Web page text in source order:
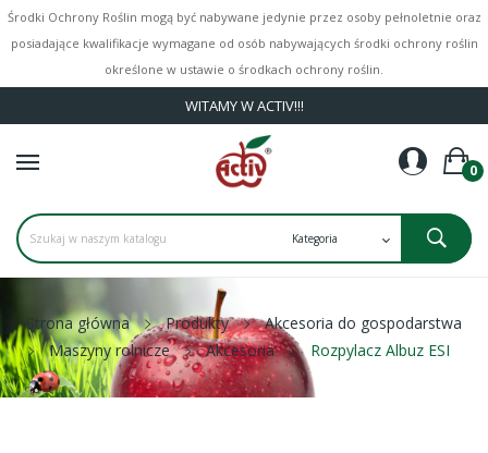
Środki Ochrony Roślin mogą być nabywane jedynie przez osoby pełnoletnie oraz
posiadające kwalifikacje wymagane od osób nabywających środki ochrony roślin
określone w ustawie o środkach ochrony roślin.
WITAMY W ACTIV!!!
0
Strona główna Produkty
Akcesoria do gospodarstwa
Maszyny rolnicze
Akcesoria Rozpylacz Albuz ESI